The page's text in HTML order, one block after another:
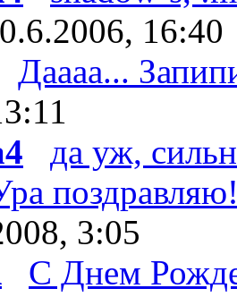
16:40
Даааа...
да уж,
3:05
С Днем